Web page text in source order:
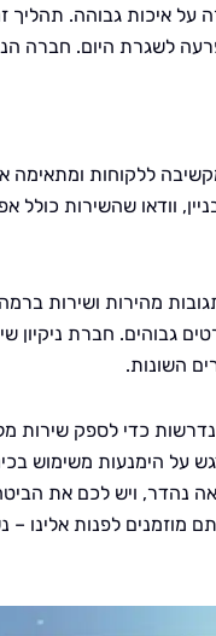
על איכות גבוהה. תהליך
לשגרת היום. חברה
ללקוחות ומתאימה
וודאו שהשירות כולל
מהירות ושירות
גבוהים. חברת ניקיון
השונות.
כדי לספק שירות
על הימנעות משימוש
נהדר, ויש לכם את
מוזמנים לפנות אלינו –